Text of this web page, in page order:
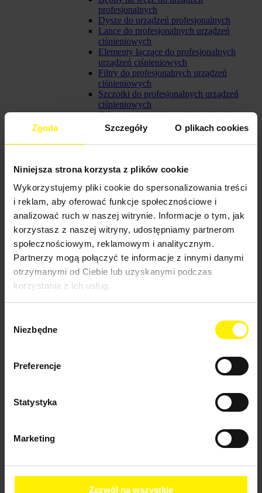
Zgoda Szczegóły O plikach cookies
Niniejsza strona korzysta z plików cookie
Wykorzystujemy pliki cookie do spersonalizowania treści
i reklam, aby oferować funkcje społecznościowe i
analizować ruch w naszej witrynie. Informacje o tym, jak
korzystasz z naszej witryny, udostępniamy partnerom
społecznościowym, reklamowym i analitycznym.
Partnerzy mogą połączyć te informacje z innymi danymi
otrzymanymi od Ciebie lub uzyskanymi podczas
korzystania z ich usług.
zgody
Niezbędne
Preferencje
Statystyka
Marketing
Zezwól na wszystkie
profesjonalnych
Dysze do urządzeń profesjonalnych
Lance do profesjonalnych urządzeń
ciśnieniowych
Elementy łączące do profesjonalnych
urządzeń ciśnieniowych
Filtry do profesjonalnych urządzeń
ciśnieniowych
Szczotki do profesjonalnych urządzeń
ciśnieniowych
Odprowadzanie do profesjonalnych
urządzeń ciśnieniowych
Węże do profesjonalnych urządzeń
ciśnieniowych
ciśnieniowych
ciśnieniowych
Pistolety do profesjonalnych urządzeń
ciśnieniowych
Przewody do profesjonalnych urządzeń
ciśnieniowych
Przystawki do myjek ciśnieniowych
Układ paliwowy
Wyposażenie do odkurzaczy karcher
Adaptery i redukcje do odkurzaczy
profesjonalnych
Akumulatory i baterie do odkurzaczy
profesjonalnych
Kolanka do odkurzaczy karcher
Torebki i worki filtracyjne do odkurzaczy
Pozostałe akcesoria do odkurzaczy karcher
Zestawy akcesorii do odkurzaczy karcher
Pozostałe akcesoria do urządzeń